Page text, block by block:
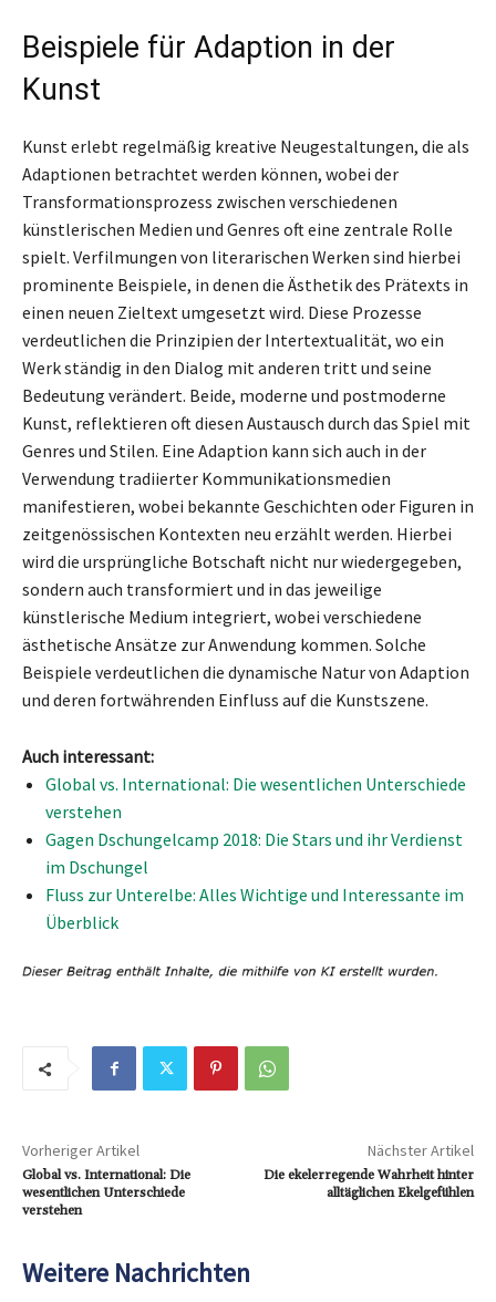
Beispiele für Adaption in der
Kunst
Kunst erlebt regelmäßig kreative Neugestaltungen, die als
Adaptionen betrachtet werden können, wobei der
Transformationsprozess zwischen verschiedenen
künstlerischen Medien und Genres oft eine zentrale Rolle
spielt. Verfilmungen von literarischen Werken sind hierbei
prominente Beispiele, in denen die Ästhetik des Prätexts in
einen neuen Zieltext umgesetzt wird. Diese Prozesse
verdeutlichen die Prinzipien der Intertextualität, wo ein
Werk ständig in den Dialog mit anderen tritt und seine
Bedeutung verändert. Beide, moderne und postmoderne
Kunst, reflektieren oft diesen Austausch durch das Spiel mit
Genres und Stilen. Eine Adaption kann sich auch in der
Verwendung tradiierter Kommunikationsmedien
manifestieren, wobei bekannte Geschichten oder Figuren in
zeitgenössischen Kontexten neu erzählt werden. Hierbei
wird die ursprüngliche Botschaft nicht nur wiedergegeben,
sondern auch transformiert und in das jeweilige
künstlerische Medium integriert, wobei verschiedene
ästhetische Ansätze zur Anwendung kommen. Solche
Beispiele verdeutlichen die dynamische Natur von Adaption
und deren fortwährenden Einfluss auf die Kunstszene.
Auch interessant:
Global vs. International: Die wesentlichen Unterschiede
verstehen
Gagen Dschungelcamp 2018: Die Stars und ihr Verdienst
im Dschungel
Fluss zur Unterelbe: Alles Wichtige und Interessante im
Überblick
Vorheriger Artikel
Global vs. International: Die
wesentlichen Unterschiede
verstehen
Nächster Artikel
Die ekelerregende Wahrheit hinter
alltäglichen Ekelgefühlen
Weitere Nachrichten